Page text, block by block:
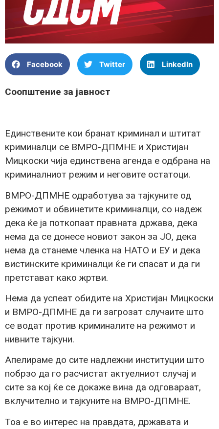
Facebook Twitter LinkedIn
Соопштение за јавност
Единствените кои бранат криминал и штитат
криминалци се ВМРО-ДПМНЕ и Христијан
Мицкоски чија единствена агенда е одбрана на
криминалниот режим и неговите остатоци.
ВМРО-ДПМНЕ одработува за тајкуните од
режимот и обвинетите криминалци, со надеж
дека ќе ја поткопаат правната држава, дека
нема да се донесе новиот закон за ЈО, дека
нема да станеме членка на НАТО и ЕУ и дека
вистинските криминалци ќе ги спасат и да ги
претстават како жртви.
Нема да успеат обидите на Христијан Мицкоски
и ВМРО-ДПМНЕ да ги загрозат случаите што
се водат против криминалите на режимот и
нивните тајкуни.
Апелираме до сите надлежни институции што
побрзо да го расчистат актуелниот случај и
сите за кој ќе се докаже вина да одговараат,
вклучително и тајкуните на ВМРО-ДПМНЕ.
Тоа е во интерес на правдата, државата и